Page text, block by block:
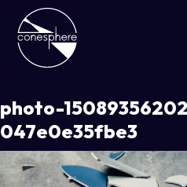
photo-
047e0e35fbe3